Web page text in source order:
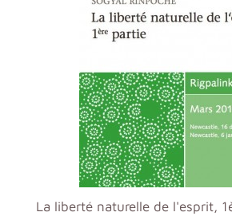
La liberté naturelle de l'esprit,